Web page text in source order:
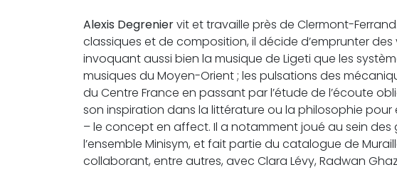
Alexis Degreniervit et travaille près de Clermont-
classiques et de composition, il décide d’emprunter des
invoquant aussi bien la musique de Ligeti que les
musiques du Moyen-Orient ; les pulsations des
du Centre France en passant par l’étude de l’écoute
son inspiration dans la littérature ou la philosophie pour
– le concept en affect. Il a notamment joué au sein des
l’ensemble Minisym, et fait partie du catalogue de
collaborant, entre autres, avec Clara Lévy, Radwan